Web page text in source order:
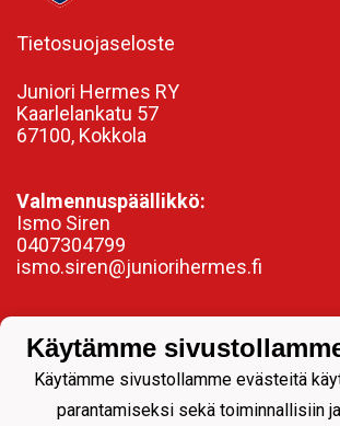
Tietosuojaseloste
Juniori Hermes RY
Kaarlelankatu 57
67100, Kokkola
Valmennuspäällikkö:
Ismo Siren
0407304799
ismo.siren@juniorihermes.fi
Käytämme
Käytämme sivustollamme evästeitä
parantamiseksi sekä toiminnallisiin